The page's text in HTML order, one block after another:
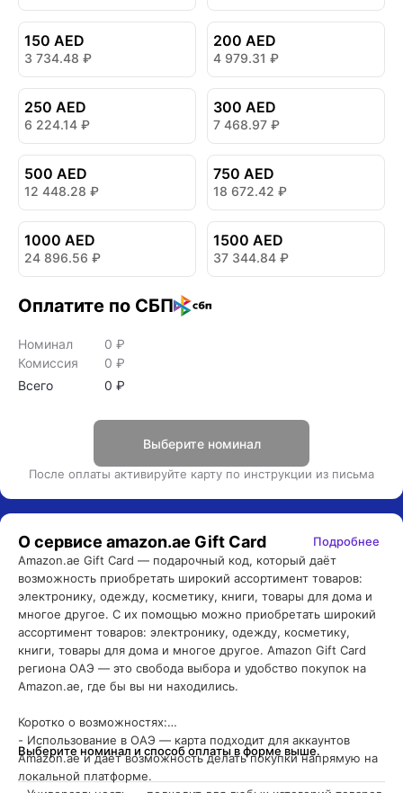
150 AED
3 734.48 ₽
200 AED
4 979.31 ₽
250 AED
6 224.14 ₽
300 AED
7 468.97 ₽
500 AED
12 448.28 ₽
750 AED
18 672.42 ₽
1000 AED
24 896.56 ₽
1500 AED
37 344.84 ₽
Оплатите по СБП
Номинал 0 ₽
Комиссия
0 ₽
Всего
0 ₽
Выберите номинал
После оплаты активируйте карту по инструкции из письма
О сервисе amazon.ae Gift Card
Подробнее
Amazon.ae Gift Card — подарочный код, который даёт
возможность приобретать широкий ассортимент товаров:
электронику, одежду, косметику, книги, товары для дома и
многое другое. С их помощью можно приобретать широкий
ассортимент товаров: электронику, одежду, косметику,
книги, товары для дома и многое другое. Amazon Gift Card
региона ОАЭ — это свобода выбора и удобство покупок на
Amazon.ae, где бы вы ни находились.
Коротко о возможностях:
- Использование в ОАЭ — карта подходит для аккаунтов
Amazon.ae и даёт возможность делать покупки напрямую на
локальной платформе.
Выберите номинал и способ оплаты в форме выше.